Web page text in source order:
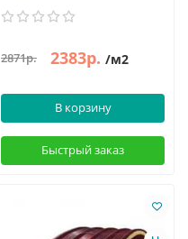
2871р. 2383р. /м2
В корзину
Быстрый заказ